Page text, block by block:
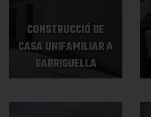
CONSTRUCCIÓ DE
CASA UNIFAMILIAR A
GARRIGUELLA